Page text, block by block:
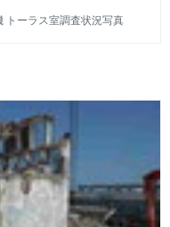
トーラス室調査状況写真